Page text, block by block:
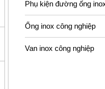
Phụ kiện đường ống
Ống inox công nghiệp
Van inox công nghiệp